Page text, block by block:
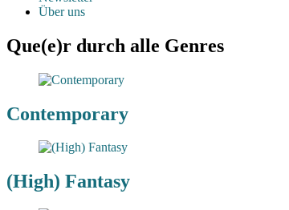
Über uns
Que(e)r durch alle Genres
Contemporary
(High) Fantasy